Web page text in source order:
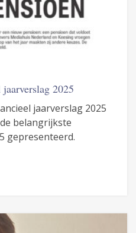
2025
jaarverslag 2025
belangrijkste
gepresenteerd.